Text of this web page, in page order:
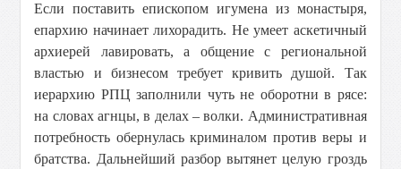
Если поставить епископом игумена из монастыря,
епархию начинает лихорадить. Не умеет аскетичный
архиерей лавировать, а общение с региональной
властью и бизнесом требует кривить душой. Так
иерархию РПЦ заполнили чуть не оборотни в рясе:
на словах агнцы, в делах – волки. Административная
потребность обернулась криминалом против веры и
братства. Дальнейший разбор вытянет целую гроздь